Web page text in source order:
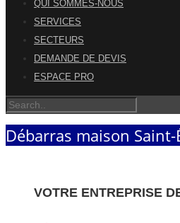
QUI SOMMES-NOUS
SERVICES
SECTEURS
DEMANDE DE DEVIS
ESPACE PRO
Débarras maison Saint-
VOTRE ENTREPRISE